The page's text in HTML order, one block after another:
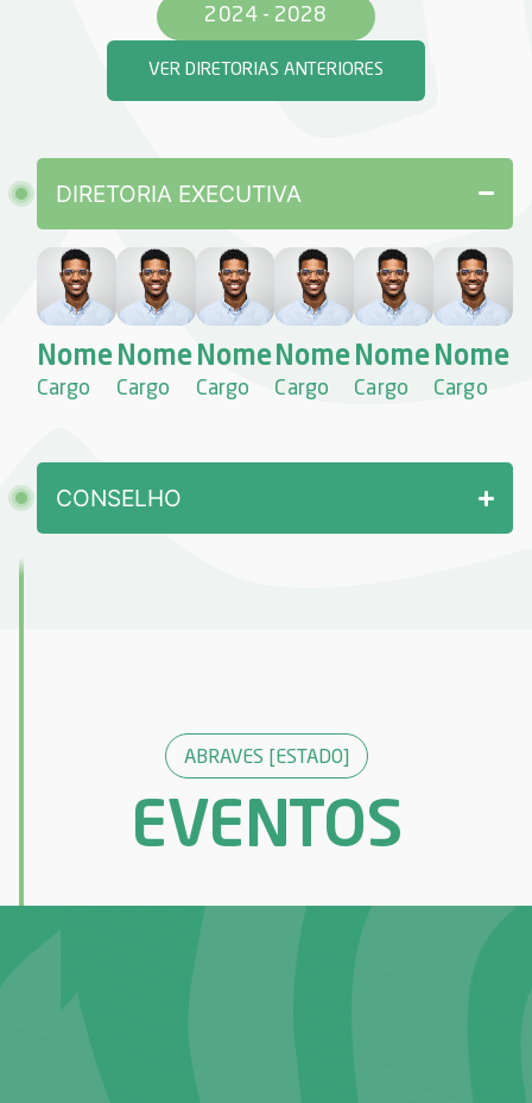
2024 - 2028
VER DIRETORIAS ANTERIORES
DIRETORIA EXECUTIVA
Nome
Cargo
Nome
Cargo
Nome
Cargo
Nome
Cargo
Nome
Cargo
Nome
Cargo
CONSELHO
ABRAVES [ESTADO]
EVENTOS